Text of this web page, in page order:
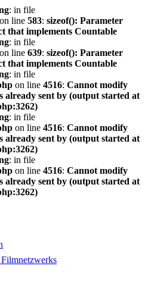
: in file
on line 583: sizeof(): Parameter
that implements Countable
: in file
on line 639: sizeof(): Parameter
that implements Countable
: in file
on line 4516: Cannot modify
already sent by (output started at
: in file
on line 4516: Cannot modify
already sent by (output started at
: in file
on line 4516: Cannot modify
already sent by (output started at